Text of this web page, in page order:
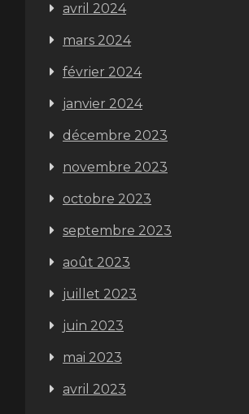
avril 2024
mars 2024
février 2024
janvier 2024
décembre 2023
novembre 2023
octobre 2023
septembre 2023
août 2023
juillet 2023
juin 2023
mai 2023
avril 2023